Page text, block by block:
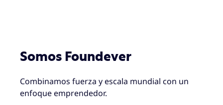
Somos Foundever
Combinamos fuerza y escala mundial con un
enfoque emprendedor.